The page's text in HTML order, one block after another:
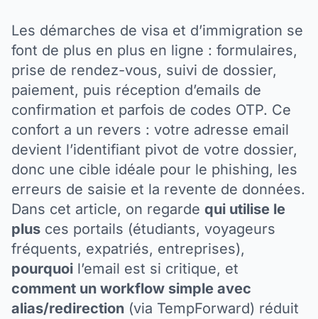
Les démarches de visa et d’immigration se
font de plus en plus en ligne : formulaires,
prise de rendez-vous, suivi de dossier,
paiement, puis réception d’emails de
confirmation et parfois de codes OTP. Ce
confort a un revers : votre adresse email
devient l’identifiant pivot de votre dossier,
donc une cible idéale pour le phishing, les
erreurs de saisie et la revente de données.
Dans cet article, on regarde qui utilise le
plus ces portails (étudiants, voyageurs
fréquents, expatriés, entreprises),
pourquoi l’email est si critique, et
comment un workflow simple avec
alias/redirection (via TempForward) réduit